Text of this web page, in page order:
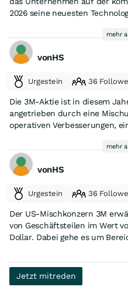
industrial-units-strength-
2026 seine neuesten
Rechenzentren vorstellen.
eine Marktkapitalisierung von
haben seit Jahresbeginn um
übertroffen.
https://de.investing.com/
der-ces-2026-neues-
3280545
mehr
vonHS
Urgestein 36
Die 3M-Aktie ist in diesem
angetrieben durch eine
operativen Verbesserungen,
den Übergang des
FORBES untersucht im
stock-how-honeywell-
mehr
vonHS
Urgestein 36
Der US-Mischkonzern 3M
von Geschäftsteilen im Wert
Dollar. Dabei gehe es um
Bloomberg am Freitag unter
Angelegenheit vertraute
Jetzt mitreden